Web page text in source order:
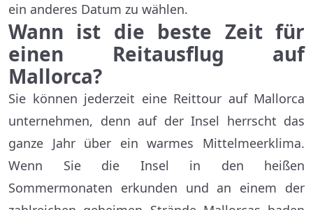
ein anderes Datum zu wählen.
Wann ist die beste Zeit für
einen Reitausflug auf
Mallorca?
Sie können jederzeit eine Reittour auf Mallorca
unternehmen, denn auf der Insel herrscht das
ganze Jahr über ein warmes Mittelmeerklima.
Wenn Sie die Insel in den heißen
Sommermonaten erkunden und an einem der